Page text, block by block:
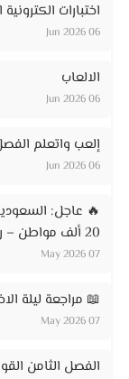
اختبارات
06 Jun 2026
الالعاب
06 Jun 2026
إلعب واتعلم
06 Jun 2026
🔥 عاجل:
20 ألف مواطن – رابط التسجيل هنا
07 May 2026
📖 مراجعة ليلة
07 May 2026
الفصل الثامن